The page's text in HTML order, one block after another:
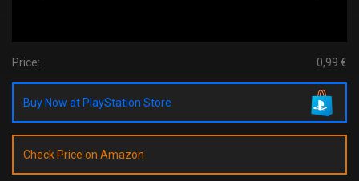
Price: 0,99 €
Buy Now at PlayStation Store
Check Price on Amazon